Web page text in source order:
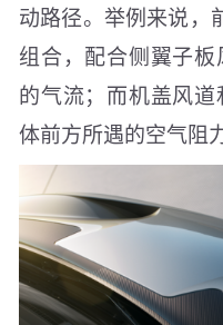
动路径。举例来说，
组合，配合侧翼子
的气流；而机盖风
体前方所遇的空气阻